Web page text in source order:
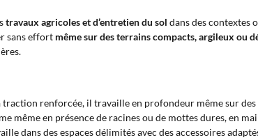
travaux agricoles et d’entretien du sol dans des contextes
sans effort même sur des terrains compacts, argileux ou
traction renforcée, il travaille en profondeur même sur
même en présence de racines ou de mottes dures, en
dans des espaces délimités avec des accessoires